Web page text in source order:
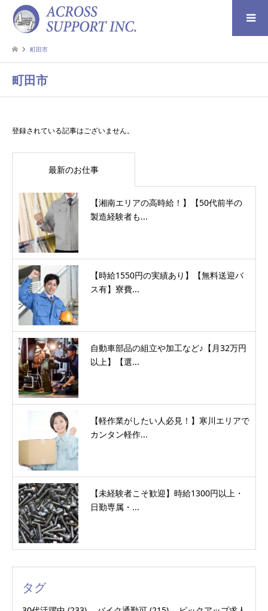
検索
町田市
町田市
登録されている記事はございません。
最新のお仕事
【湘南エリアの高時給！】【50代前半の
製造経験者も...
【時給1550円の実績あり】【無料送迎バ
ス有】寮費...
自動車部品の組立や加工など♪【月32万円
以上】【選...
【軽作業がしたい人必見！】寒川エリアで
カンタン軽作...
【未経験者こそ歓迎】時給1300円以上・
日勤専属・...
タグ